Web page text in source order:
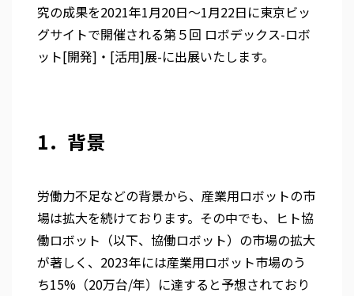
究の成果を2021年1月20日～1月22日に東京ビッ
グサイトで開催される第５回 ロボデックス-ロボ
ット[開発]・[活用]展-に出展いたします。
1．背景
労働力不足などの背景から、産業用ロボットの市
場は拡大を続けております。その中でも、ヒト協
働ロボット（以下、協働ロボット）の市場の拡大
が著しく、2023年には産業用ロボット市場のう
ち15%（20万台/年）に達すると予想されており